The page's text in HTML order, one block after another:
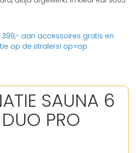
€ 399,- aan accessoires gratis en
op de stralers! op=op
SAUNA 6
PRO